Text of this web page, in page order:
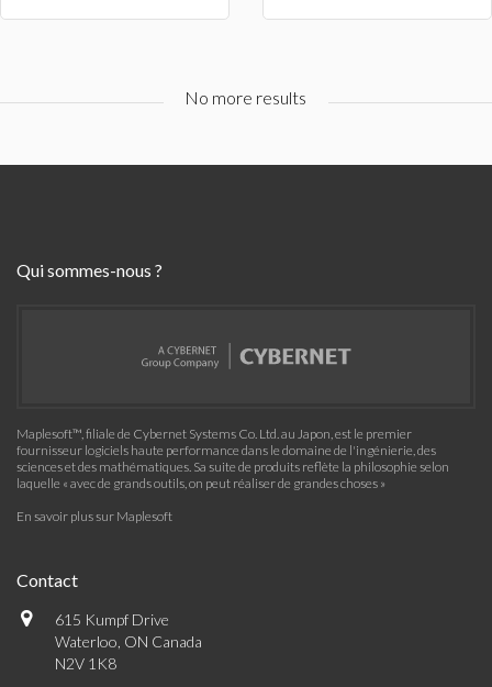
No more results
Qui sommes-nous ?
Maplesoft™, filiale de Cybernet Systems Co. Ltd. au Japon, est le premier
fournisseur logiciels haute performance dans le domaine de l'ingénierie, des
sciences et des mathématiques. Sa suite de produits reflète la philosophie selon
laquelle « avec de grands outils, on peut réaliser de grandes choses »
En savoir plus sur Maplesoft
Contact
615 Kumpf Drive
Waterloo, ON Canada
N2V 1K8